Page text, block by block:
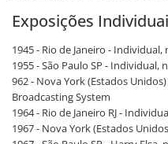
Exposições
1945 - Rio de Janeiro - Individual,
1955 - São Paulo SP - Individual,
962 - Nova York (Estados
Broadcasting System
1964 - Rio de Janeiro RJ -
1967 - Nova York (Estados